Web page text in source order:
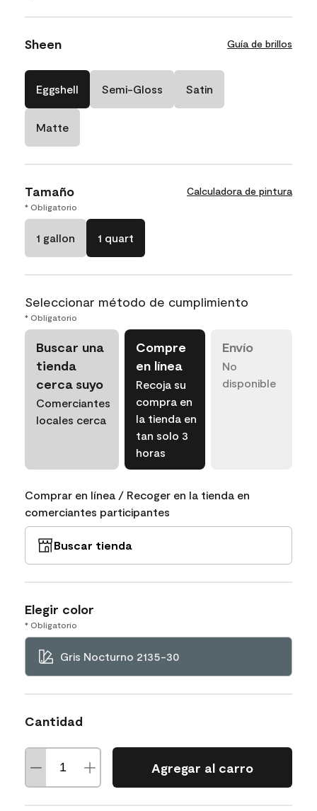
Sheen Guía de brillos
Eggshell Semi-Gloss Satin
Matte
Tamaño Calculadora de pintura
* Obligatorio
1 gallon 1 quart
Seleccionar método de cumplimiento
* Obligatorio
Buscar una
tienda
cerca suyo
Comerciantes
locales cerca
Compre
en línea
Recoja su
compra en
la tienda en
tan solo 3
horas
Envío
No
disponible
Comprar en línea / Recoger en la tienda en
comerciantes participantes
Buscar tienda
Elegir color
* Obligatorio
Gris Nocturno 2135-30
Cantidad
Agregar al carro